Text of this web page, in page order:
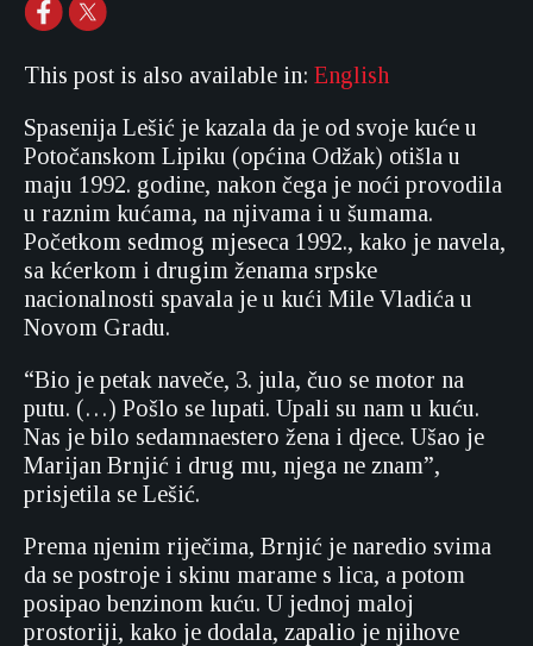
This post is also available in: English
Spasenija Lešić je kazala da je od svoje kuće u
Potočanskom Lipiku (općina Odžak) otišla u
maju 1992. godine, nakon čega je noći provodila
u raznim kućama, na njivama i u šumama.
Početkom sedmog mjeseca 1992., kako je navela,
sa kćerkom i drugim ženama srpske
nacionalnosti spavala je u kući Mile Vladića u
Novom Gradu.
“Bio je petak naveče, 3. jula, čuo se motor na
putu. (…) Pošlo se lupati. Upali su nam u kuću.
Nas je bilo sedamnaestero žena i djece. Ušao je
Marijan Brnjić i drug mu, njega ne znam”,
prisjetila se Lešić.
Prema njenim riječima, Brnjić je naredio svima
da se postroje i skinu marame s lica, a potom
posipao benzinom kuću. U jednoj maloj
prostoriji, kako je dodala, zapalio je njihove